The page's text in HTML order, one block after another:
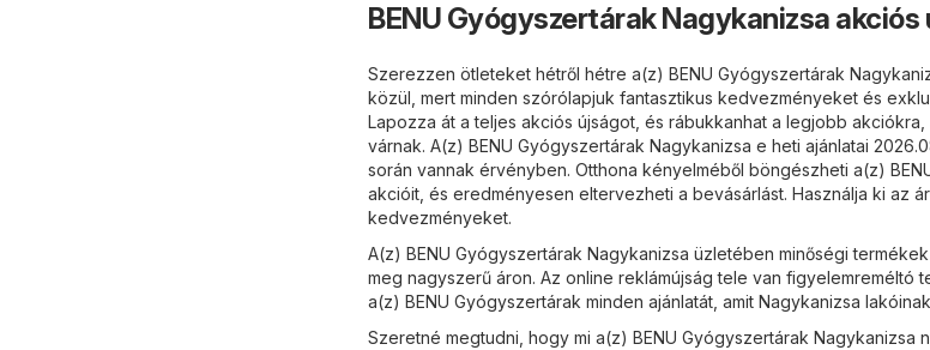
BENU Gyógyszertárak Nagykanizsa akciós
Szerezzen ötleteket hétről hétre a(z) BENU Gyógyszertárak
közül, mert minden szórólapjuk fantasztikus kedvezményeket és
Lapozza át a teljes akciós újságot, és rábukkanhat a legjobb
várnak. A(z) BENU Gyógyszertárak Nagykanizsa e heti ajánlatai
során vannak érvényben. Otthona kényelméből böngészheti a(z)
akcióit, és eredményesen eltervezheti a bevásárlást. Használja ki az
kedvezményeket.
A(z) BENU Gyógyszertárak Nagykanizsa üzletében minőségi
meg nagyszerű áron. Az online reklámújság tele van figyelemreméltó
a(z) BENU Gyógyszertárak minden ajánlatát, amit Nagykanizsa
Szeretné megtudni, hogy mi a(z) BENU Gyógyszertárak Nagykanizsa